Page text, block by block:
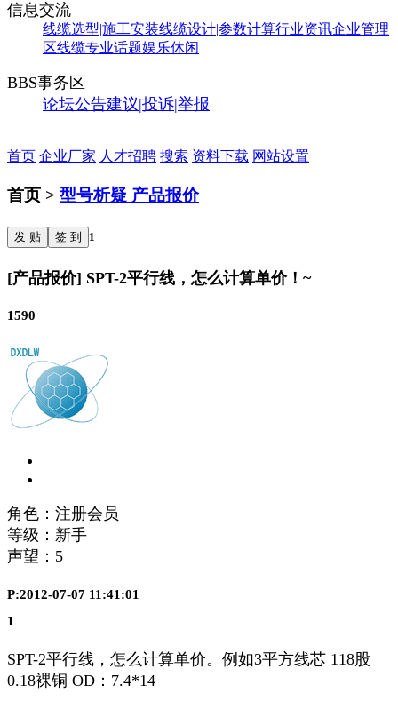
信息交流
线缆选型|施工安装线缆设计|参数计算行业资讯企业管理
区线缆专业话题娱乐休闲
BBS事务区
论坛公告建议|投诉|举报
首页 企业厂家 人才招聘 搜索 资料下载 网站设置
首页 > 型号析疑 产品报价
发 贴 签 到 1
[产品报价] SPT-2平行线，怎么计算单价！~
1590
角色：注册会员
等级：新手
声望： 5
P:2012-07-07 11:41:01
1
SPT-2平行线，怎么计算单价。例如3平方线芯 118股
0.18裸铜 OD：7.4*14